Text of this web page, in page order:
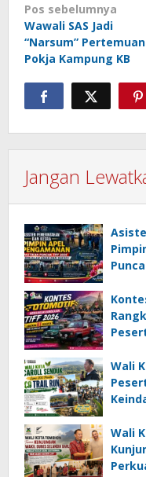
Navigasi
pos
Pos sebelumnya
Wawali SAS Jadi
“Narsum” Pertemuan
Pokja Kampung KB
Jangan
Wali
Wali